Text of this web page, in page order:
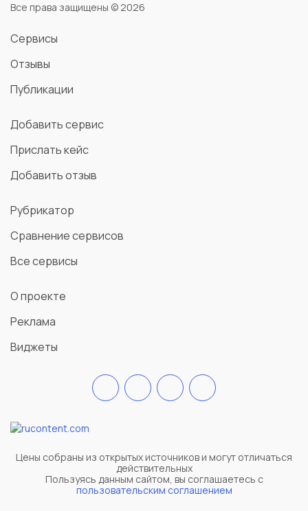
Все права защищены © 2026
Сервисы
Отзывы
Публикации
Добавить сервис
Прислать кейс
Добавить отзыв
Рубрикатор
Сравнение сервисов
Все сервисы
О проекте
Реклама
Виджеты
Цены собраны из открытых источников и могут отличаться
действительных
Пользуясь данным сайтом, вы соглашаетесь c
пользовательским соглашением